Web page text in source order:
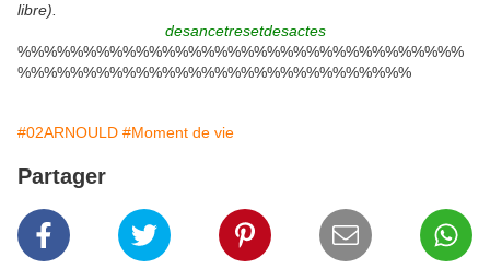
libre).
desancetresetdesactes
%%%%%%%%%%%%%%%%%%%%%%%%%%%%%%%%%%
%%%%%%%%%%%%%%%%%%%%%%%%%%%%%%
#02ARNOULD #Moment de vie
Partager